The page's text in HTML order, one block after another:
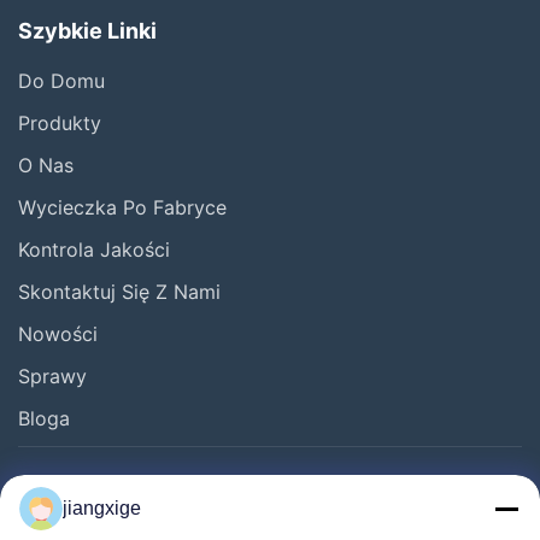
Kontrola końcowej powierzchni złącza
światłowodowego
potrzebami klientów,scenariusze stosowania i wskaźniki
techniczne, aby zapewnić klientom stabilne, skuteczne i
profesjonalne wsparcie.
Szybkie Linki
Do Domu
Produkty
O Nas
Wycieczka Po Fabryce
Kontrola Jakości
Skontaktuj Się Z Nami
Nowości
Sprawy
Bloga
Follow Us
jiangxige